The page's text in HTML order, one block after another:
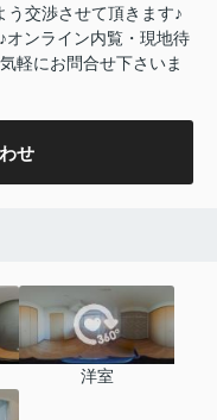
う交渉させて頂きます♪
オンライン内覧・現地待
軽にお問合せ下さいま
せ
洋室